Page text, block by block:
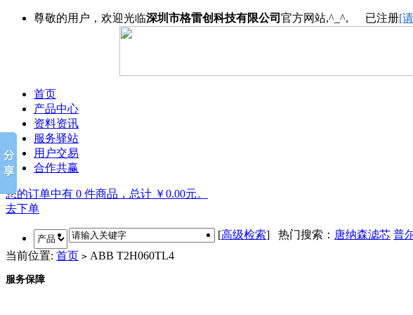
尊敬的用户，欢迎光临深圳市格雷创科技有限公司 官方网站,^_^, 已注册[
首页
产品中心
资料资讯
服务驿站
用户交易
合作共赢
您的订单中有 0 件商品，总计 ￥0.00元。
去下单
[高级检索] 热门搜索： 唐纳森滤芯 普
当前位置: 首页 > ABB T2H060TL4
服务保障